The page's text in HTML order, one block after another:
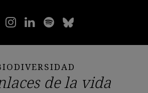
de la vida